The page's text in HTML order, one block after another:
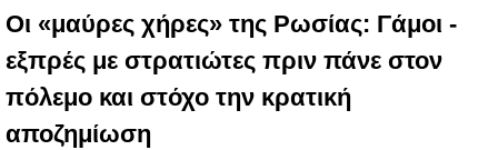
Οι «μαύρες χήρες» της Ρωσίας: Γάμοι -
εξπρές με στρατιώτες πριν πάνε στον
πόλεμο και στόχο την κρατική
αποζημίωση